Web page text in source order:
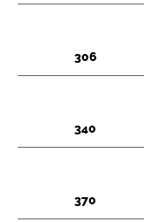
306
340
370